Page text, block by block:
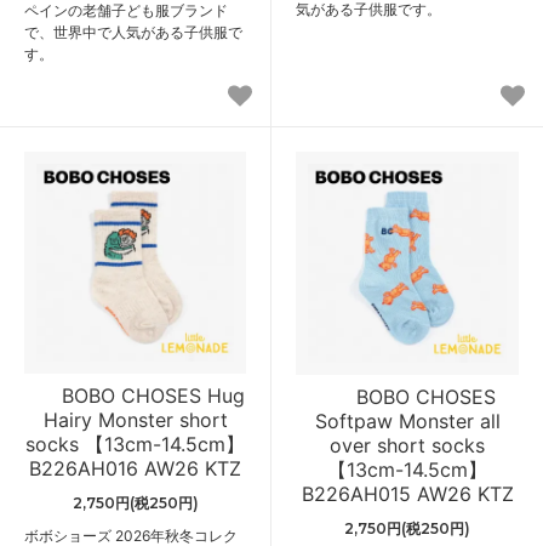
ペインの老舗子ども服ブランド
で、世界中で人気がある子供服で
す。
気がある子供服です。
BOBO CHOSES Hug
Hairy Monster short
socks 【13cm-14.5cm】
B226AH016 AW26 KTZ
2,750円(税250円)
ボボショーズ 2026年秋冬コレク
BOBO CHOSES
Softpaw Monster all
over short socks
【13cm-14.5cm】
B226AH015 AW26 KTZ
2,750円(税250円)